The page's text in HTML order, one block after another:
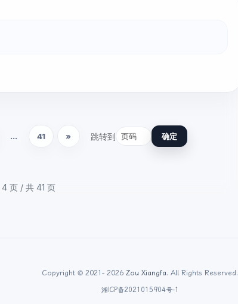
... 41 » 跳转到 确定
4 页 / 共 41 页
Copyright © 2021- 2026 Zou Xiangfa. All Rights Reserved.
湘ICP备2021015904号-1